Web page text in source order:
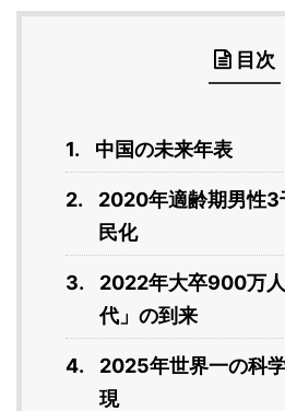
目次
中国の未来年表
2020年適齢期男性3
民化
2022年大卒900万
代」の到来
2025年世界一の科
現